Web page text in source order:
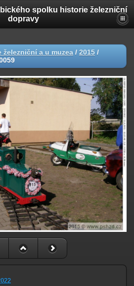
spolku historie železniční
dopravy
železniční a u muzea / 2015 /